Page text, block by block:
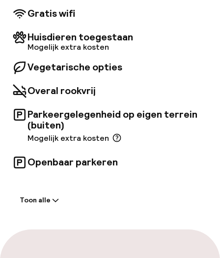
Gratis wifi
Huisdieren toegestaan
Mogelijk extra kosten
Vegetarische opties
Overal rookvrij
Parkeergelegenheid op eigen terrein
(buiten)
Mogelijk extra kosten
Openbaar parkeren
Vroeg inchecken mogelijk
Toon alle